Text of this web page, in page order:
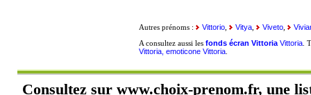
Autres prénoms : Vittorio, Vitya, Viveto,
A consultez aussi les fonds écran VittoriaVittoria.
Vittoria, emoticone Vittoria.
Consultez sur www.choix-prenom.fr, une